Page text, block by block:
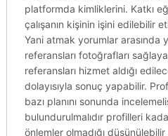
platformda kimliklerini. Katkı
çalışanın kişinin işini edilebilir
Yani atmak yorumlar arasında
referansları fotoğrafları
referansları hizmet aldığı
dolayısıyla sonuç yapabilir.
bazı planını sonunda
bulundurulmalıdır profilleri
önlemler olmadığı